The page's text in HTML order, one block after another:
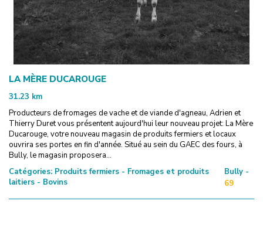
LA MÈRE DUCAROUGE
31.23 km
Producteurs de fromages de vache et de viande d'agneau, Adrien et
Thierry Duret vous présentent aujourd'hui leur nouveau projet: La Mère
Ducarouge, votre nouveau magasin de produits fermiers et locaux
ouvrira ses portes en fin d'année. Situé au sein du GAEC des fours, à
Bully, le magasin proposera...
Catégories: Produits fermiers - Fromages et produits
laitiers - Bovins
Bully -
69